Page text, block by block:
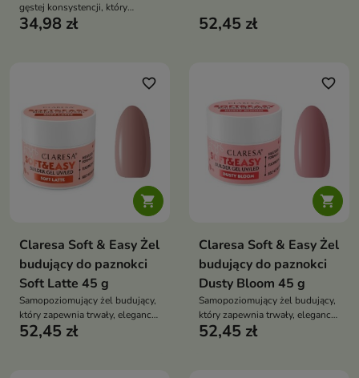
gęstej konsystencji, który
zapewnia wyjątkową trwałość
34,98 zł
piłowania i nakładania topu
52,45 zł

favorite_border
Claresa Soft & Easy Żel
budujący do paznokci
Soft Latte 45 g
Samopoziomujący żel budujący,
który zapewnia trwały, elegancki
manicure bez konieczności
52,45 zł

favorite_border
Claresa Soft & Easy Żel
budujący do paznokci
Dusty Bloom 45 g
Samopoziomujący żel budujący,
który zapewnia trwały, elegancki
manicure bez konieczności
52,45 zł